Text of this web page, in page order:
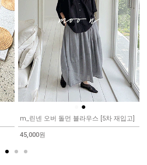
●
m_린넨 오버 돌먼 블라우스 [5차 재입고]
45,000원